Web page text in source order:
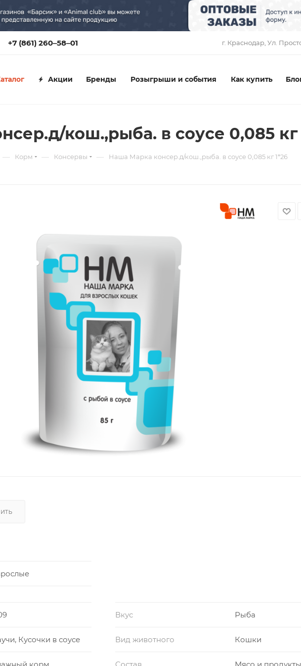
+7 (861) 260‒58‒01 г. Краснодар, ​Ул.
Акции Бренды Розыгрыши и события Как купить
кош.,рыба. в соусе 0,085 кг
— Корм — Консервы — Наша Марка консер.д/кош.,рыба. в соусе 0,085 кг 1*26
Вкус Рыба
Кусочки в соусе Вид животного Кошки